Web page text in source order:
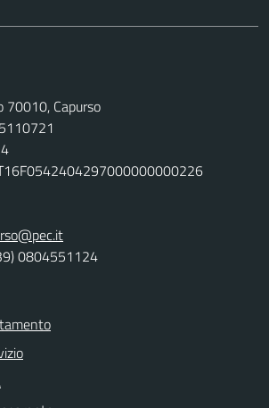
70010, Capurso
0804551124